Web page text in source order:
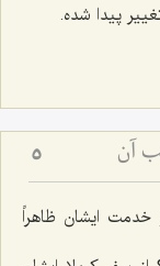
پیدا شده.
آن 5
ایشان ظاهراً